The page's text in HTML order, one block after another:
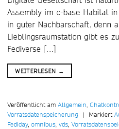
Assembly im c-base Habitat
in guter Nachbarschaft, denn
Lieblingsraumstation gibt es
Fediverse […]
WEITERLESEN →
Veröffentlicht am Allgemein,
Vorratsdatenspeicherung | Markiert
Fediday, omnibus, vds,